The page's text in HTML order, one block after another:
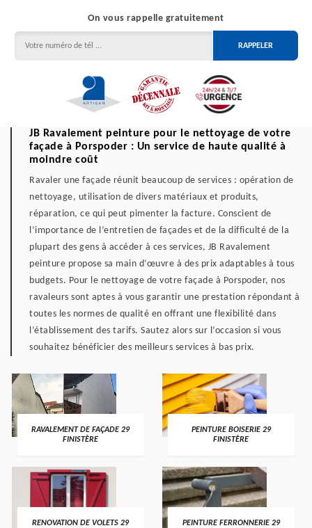
On vous rappelle gratuitement
JB Ravalement peinture pour le nettoyage de votre
façade à Porspoder : Un service de haute qualité à
moindre coût
Ravaler une façade réunit beaucoup de services : opération de
nettoyage, utilisation de divers matériaux et produits,
réparation, ce qui peut pimenter la facture. Conscient de
l’importance de l’entretien de façades et de la difficulté de la
plupart des gens à accéder à ces services, JB Ravalement
peinture propose sa main d’œuvre à des prix adaptables à tous
budgets. Pour le nettoyage de votre façade à Porspoder, nos
ravaleurs sont aptes à vous garantir une prestation répondant à
toutes les normes de qualité en offrant une flexibilité dans
l’établissement des tarifs. Sautez alors sur l’occasion si vous
souhaitez bénéficier des meilleurs services à bas prix.
RAVALEMENT DE FAÇADE 29
FINISTÈRE
PEINTURE BOISERIE 29
FINISTÈRE
RENOVATION DE VOLETS 29
PEINTURE FERRONNERIE 29